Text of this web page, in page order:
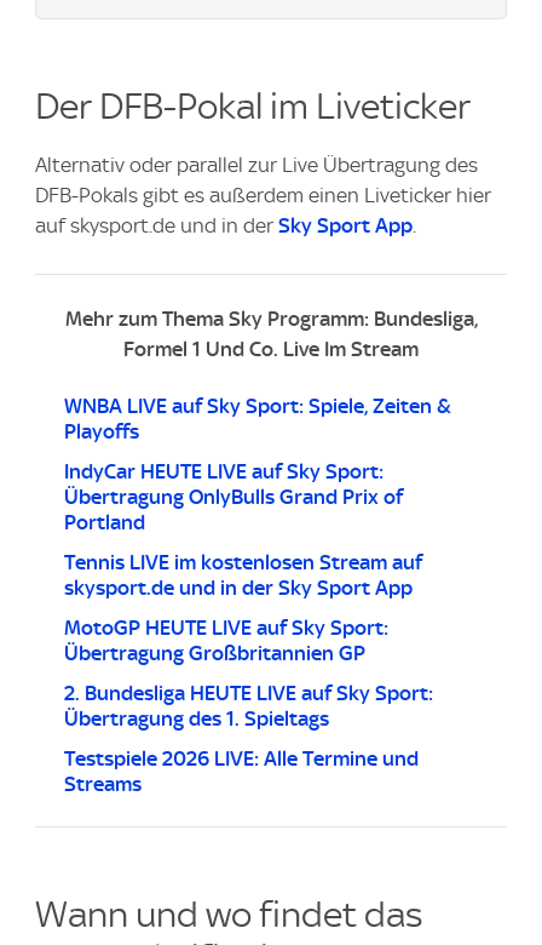
Der DFB-Pokal im Liveticker
Alternativ oder parallel zur Live Übertragung des
DFB-Pokals gibt es außerdem einen Liveticker hier
auf skysport.de und in der Sky Sport App
Mehr zum Thema Sky Programm: Bundesliga,
Formel 1 Und Co. Live Im Stream
WNBA LIVE auf Sky Sport: Spiele, Zeiten &
Playoffs
IndyCar HEUTE LIVE auf Sky Sport:
Übertragung OnlyBulls Grand Prix of
Portland
Tennis LIVE im kostenlosen Stream auf
skysport.de und in der Sky Sport App
MotoGP HEUTE LIVE auf Sky Sport:
Übertragung Großbritannien GP
2. Bundesliga HEUTE LIVE auf Sky Sport:
Übertragung des 1. Spieltags
Testspiele 2026 LIVE: Alle Termine und
Streams
Wann und wo findet das